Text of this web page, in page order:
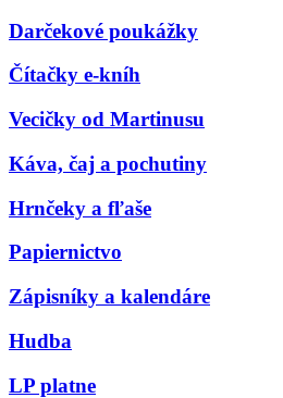
Darčekové poukážky
Čítačky e-kníh
Vecičky od Martinusu
Káva, čaj a pochutiny
Hrnčeky a fľaše
Papiernictvo
Zápisníky a kalendáre
Hudba
LP platne